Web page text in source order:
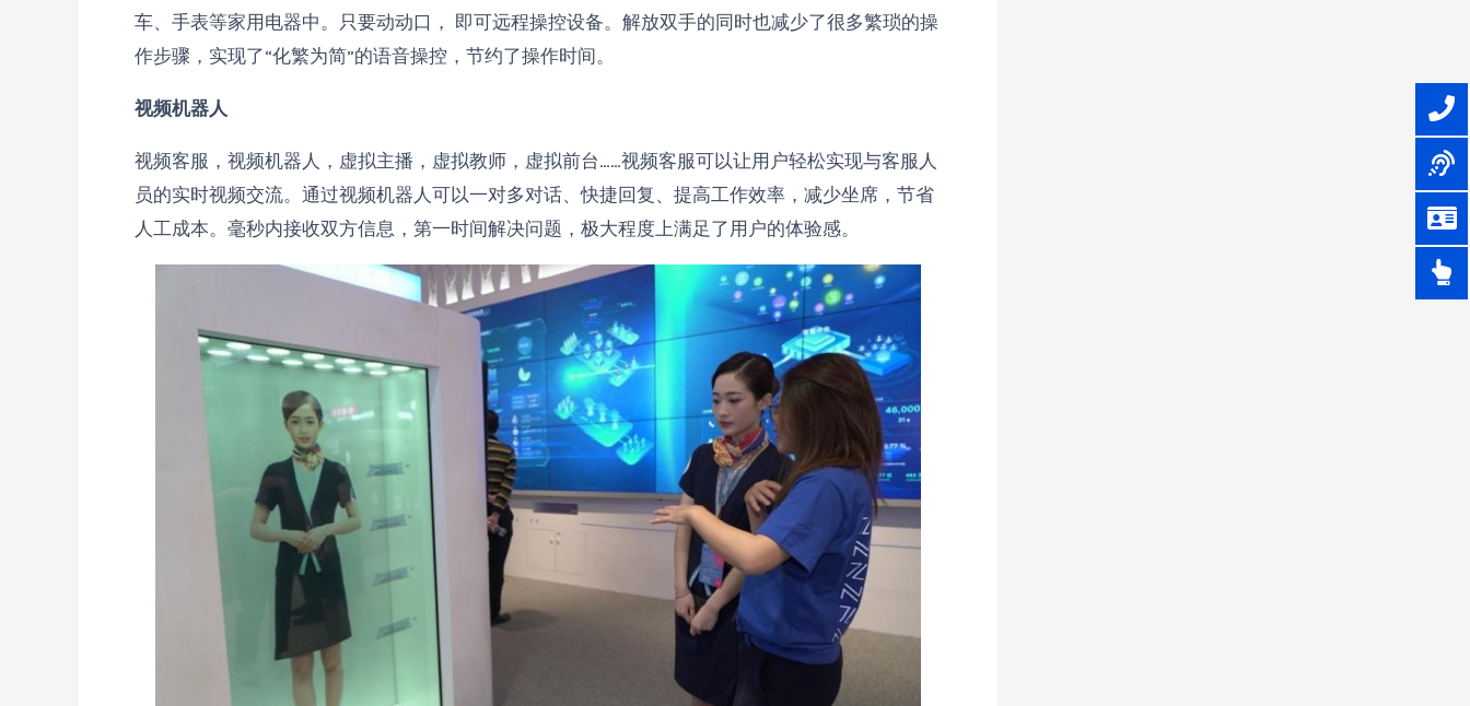
车、手表等家用电器中。只要动动口， 即可远程操控设备。解放双手的同时也减少了很多繁琐的操
作步骤，实现了“化繁为简”的语音操控，节约了操作时间。
视频机器人
视频客服，视频机器人，虚拟主播，虚拟教师，虚拟前台……视频客服可以让用户轻松实现与客服人
员的实时视频交流。通过视频机器人可以一对多对话、快捷回复、提高工作效率，减少坐席，节省
人工成本。毫秒内接收双方信息，第一时间解决问题，极大程度上满足了用户的体验感。